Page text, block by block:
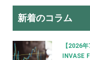
新着のコラム
【2026
INVASE